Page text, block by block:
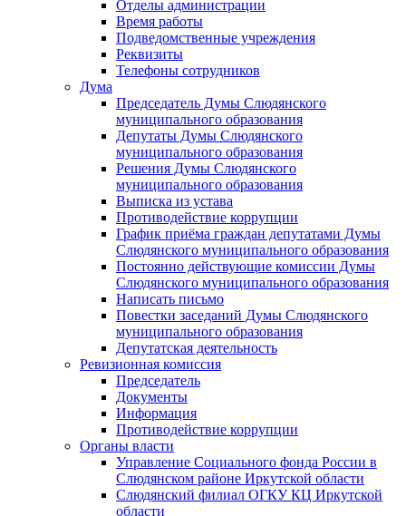
Отделы администрации
Время работы
Подведомственные учреждения
Реквизиты
Телефоны сотрудников
Дума
Председатель Думы Слюдянского
муниципального образования
Депутаты Думы Слюдянского
муниципального образования
Решения Думы Слюдянского
муниципального образования
Выписка из устава
Противодействие коррупции
График приёма граждан депутатами Думы
Слюдянского муниципального образования
Постоянно действующие комиссии Думы
Слюдянского муниципального образования
Написать письмо
Повестки заседаний Думы Слюдянского
муниципального образования
Депутатская деятельность
Ревизионная комиссия
Председатель
Документы
Информация
Противодействие коррупции
Органы власти
Управление Социального фонда России в
Слюдянском районе Иркутской области
Слюдянский филиал ОГКУ КЦ Иркутской
области